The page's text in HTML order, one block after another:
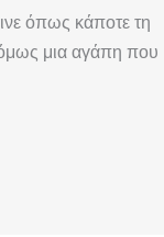
όπως κάποτε τη
μια αγάπη που